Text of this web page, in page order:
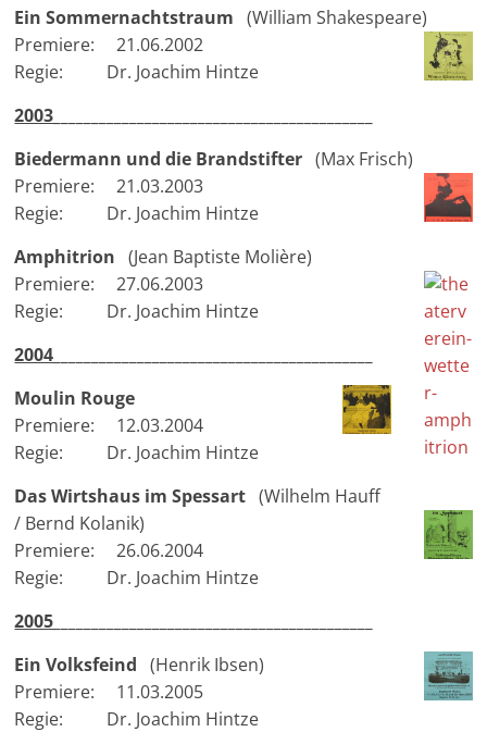
Ein Sommernachtstraum (William Shakespeare)
Premiere: 21.06.2002
Regie: Dr. Joachim Hintze
2003
Biedermann und die Brandstifter (Max Frisch)
Premiere: 21.03.2003
Regie: Dr. Joachim Hintze
Amphitrion (Jean Baptiste Molière)
Premiere: 27.06.2003
Regie: Dr. Joachim Hintze
2004
Moulin Rouge
Premiere: 12.03.2004
Regie: Dr. Joachim Hintze
Das Wirtshaus im Spessart (Wilhelm Hauff
/ Bernd Kolanik)
Premiere: 26.06.2004
Regie: Dr. Joachim Hintze
2005
Ein Volksfeind (Henrik Ibsen)
Premiere: 11.03.2005
Regie: Dr. Joachim Hintze